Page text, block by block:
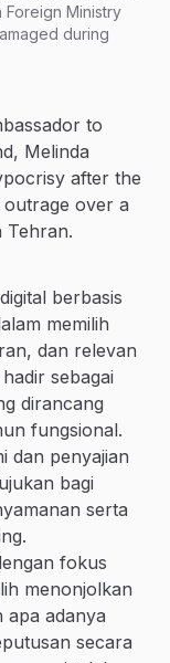
Ministry
during
to
Melinda
after the
outrage over a
Tehran.
berbasis
memilih
dan relevan
hadir sebagai
dirancang
fungsional.
dan penyajian
bagi
serta
fokus
menonjolkan
apa adanya
secara